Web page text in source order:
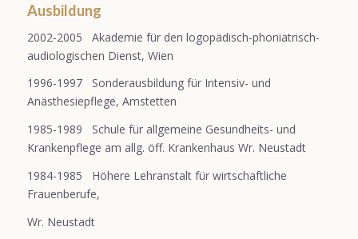
Ausbildung
2002-2005 Akademie für den logopädisch-phoniatrisch-
audiologischen Dienst, Wien
1996-1997 Sonderausbildung für Intensiv- und
Anästhesiepflege, Amstetten
1985-1989 Schule für allgemeine Gesundheits- und
Krankenpflege am allg. öff. Krankenhaus Wr. Neustadt
1984-1985 Höhere Lehranstalt für wirtschaftliche
Frauenberufe,
Wr. Neustadt